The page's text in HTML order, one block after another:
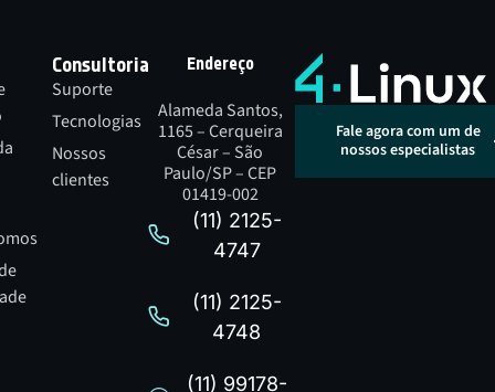
Consultoria
Suporte
Tecnologias
Nossos
clientes
Endereço
Alameda Santos,
1165 – Cerqueira
César – São
Paulo/SP – CEP
01419-002
(11) 2125-
4747
(11) 2125-
4748
(11) 99178-
Fale agora com um de
nossos especialistas